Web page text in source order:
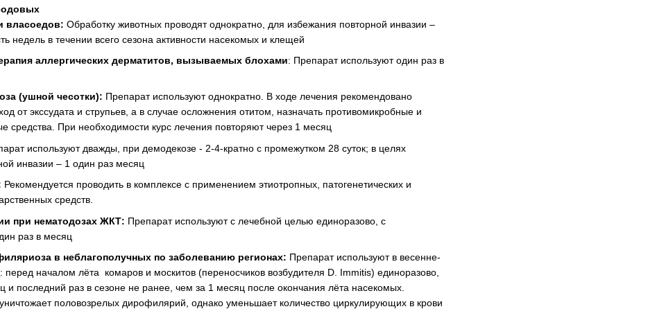
власоедов: Обработку животных проводят однократно, для избежания повторной инвазии –
недель в течении всего сезона активности насекомых и клещей
аллергических дерматитов, вызываемых блохами: Препарат используют один раз в
(ушной чесотки): Препарат используют однократно. В ходе лечения рекомендовано
от экссудата и струпьев, а в случае осложнения отитом, назначать противомикробные и
средства. При необходимости курс лечения повторяют через 1 месяц
используют дважды, при демодекозе - 2-4-кратно с промежутком 28 суток; в целях
инвазии – 1 один раз месяц
Рекомендуется проводить в комплексе с применением этиотропных, патогенетических и
средств.
при нематодозах ЖКТ: Препарат используют с лечебной целью единоразово, с
раз в месяц
в неблагополучных по заболеванию регионах: Препарат используют в весенне-
перед началом лёта комаров и москитов (переносчиков возбудителя D. Immitis) единоразово,
и последний раз в сезоне не ранее, чем за 1 месяц после окончания лёта насекомых.
половозрелых дирофилярий, однако уменьшает количество циркулирующих в крови